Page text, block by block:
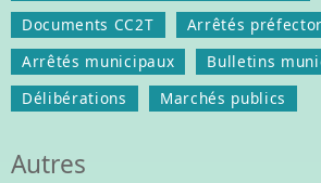
Documents CC2T
Arrêtés
Arrêtés municipaux
Bulletins
Délibérations
Marchés publics
Autres